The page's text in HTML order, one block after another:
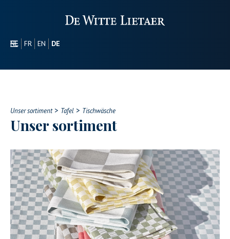
NL FR EN
DE
UNSER SORTIMENT
CONTACT
Unser sortiment> Tafel > Tischwäsche
Unser sortiment